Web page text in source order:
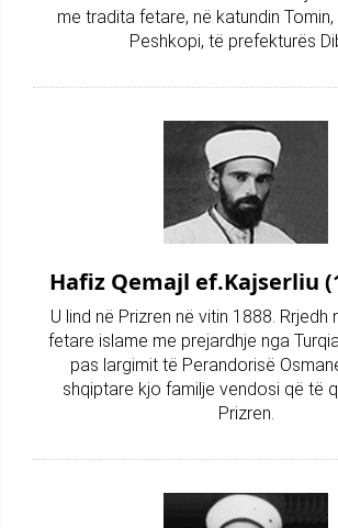
me tradita fetare, në katundin
Peshkopi, të prefekturës
Hafiz Qemajl ef.Kajserliu
U lind në Prizren në vitin 1888. Rrjedh
fetare islame me prejardhje nga
pas largimit të Perandorisë
shqiptare kjo familje vendosi që të
Prizren.